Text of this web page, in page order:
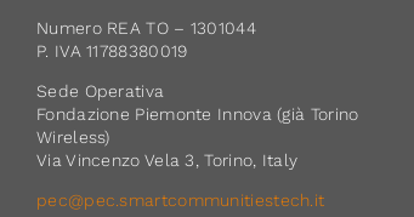
Numero REA TO – 1301044
P. IVA 11788380019
Sede Operativa
Fondazione Piemonte Innova (già Torino
Wireless)
Via Vincenzo Vela 3, Torino, Italy
pec@pec.smartcommunitiestech.it